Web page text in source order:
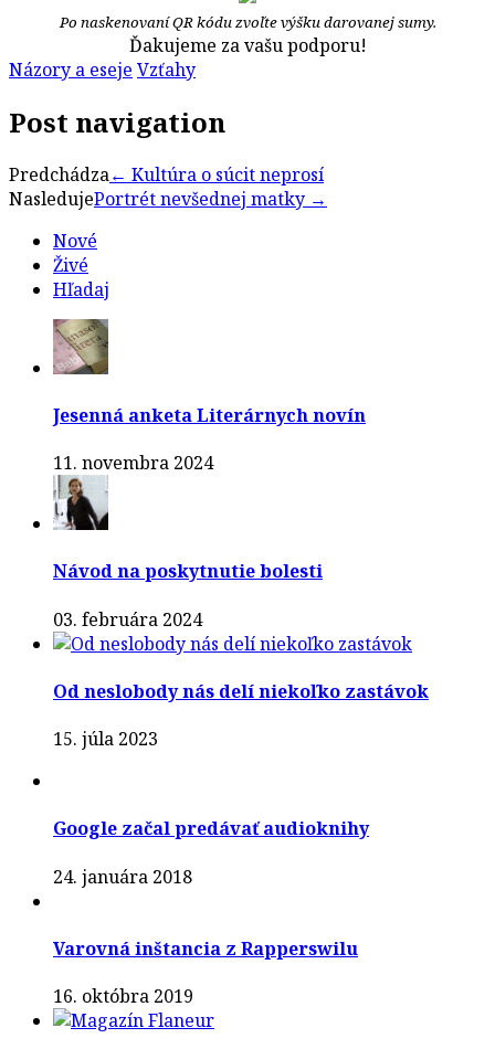
Po naskenovaní QR kódu zvoľte výšku darovanej sumy.
Ďakujeme za vašu podporu!
Názory a eseje Vzťahy
Post navigation
Predchádza← Kultúra o súcit neprosí
NasledujePortrét nevšednej matky →
Nové
Živé
Hľadaj
Jesenná anketa Literárnych novín
11. novembra 2024
Návod na poskytnutie bolesti
03. februára 2024
Od neslobody nás delí niekoľko zastávok
15. júla 2023
Google začal predávať audioknihy
24. januára 2018
Varovná inštancia z Rapperswilu
16. októbra 2019